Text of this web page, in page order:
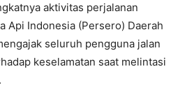
aktivitas perjalanan
Api Indonesia (Persero) Daerah
seluruh pengguna jalan
keselamatan saat melintasi